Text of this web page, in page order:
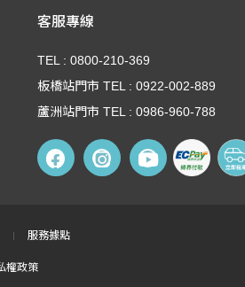
客服專線
TEL : 0800-210-369
板橋站門市 TEL : 0922-002-889
蘆洲站門市 TEL : 0986-960-788
服務據點
權政策